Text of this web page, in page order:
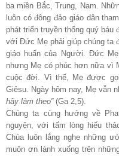
ba miền Bắc, Trung, Nam.
luôn có đông đảo giáo dân
phát triển truyền thống quý báu
với Đức Mẹ phải giúp chúng ta
giáo huấn của Người. Đức
nhưng Mẹ có phúc hơn nữa vì
cuộc đời. Vì thế, Mẹ được
Giêsu. Ngày hôm nay, Mẹ vẫn
hãy làm theo”(Ga 2,5).
Chúng ta cùng hướng về
nguyện, với tấm lòng hiếu
Chúa luôn lắng nghe những
muôn ơn lành xuống trên